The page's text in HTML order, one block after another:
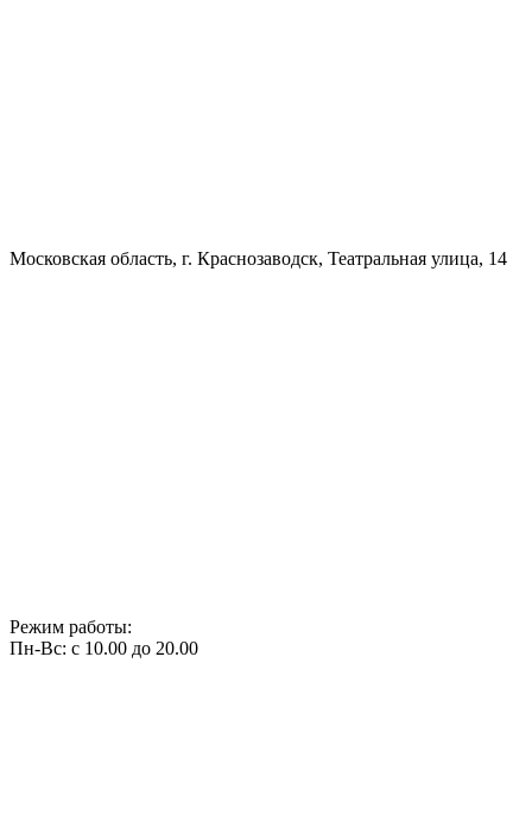
Московская область, г. Краснозаводск, Театральная улица, 14
Режим работы:
Пн-Вс: с 10.00 до 20.00